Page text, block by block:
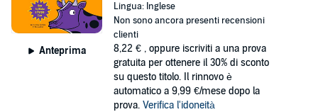
Anteprima
Lingua: Inglese
Non sono ancora presenti recensioni
clienti
8,22 € , oppure iscriviti a una prova
gratuita per ottenere il 30% di sconto
su questo titolo. Il rinnovo è
automatico a 9,99 €/mese dopo la
prova. Verifica l'idoneità